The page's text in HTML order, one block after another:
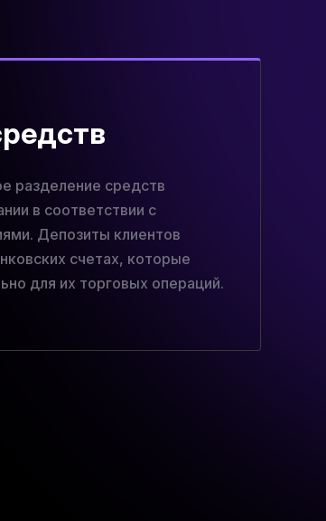
разделение средств
в соответствии с
Депозиты клиентов
счетах, которые
для их торговых операций.